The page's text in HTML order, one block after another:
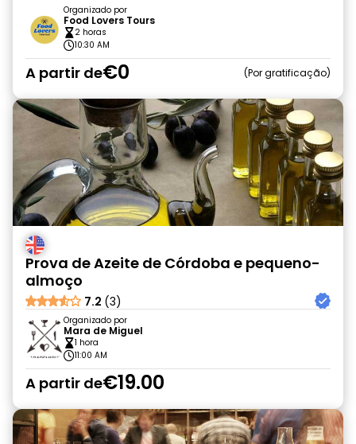
Organizado por
Food Lovers Tours
2 horas
10:30 AM
A partir de€0 Por gratificação
Prova de Azeite de Córdoba e pequeno-
almoço
7.2 (3)
Organizado por
Mara de Miguel
1 hora
11:00 AM
A partir de€19.00